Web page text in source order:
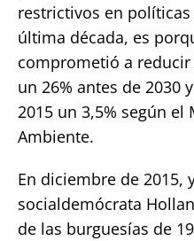
restrictivos en
última década, es
comprometió a reducir
un 26% antes de 2030
2015 un 3,5% según
Ambiente.
En diciembre de 2015,
socialdemócrata
de las burguesías de